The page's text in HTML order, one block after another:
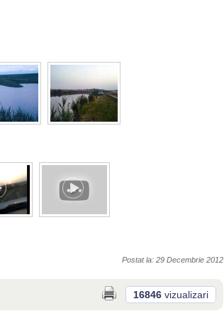
Postat la: 29 Decembrie 2012
16846vizualizari